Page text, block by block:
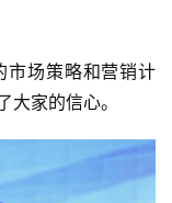
市场策略和营销计
家的信心。